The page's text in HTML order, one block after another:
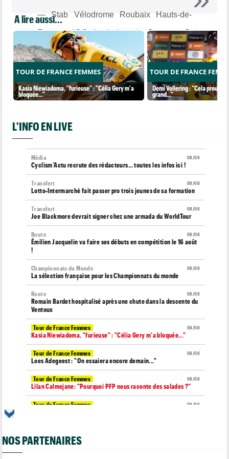
— Stab Vélodrome Roubaix Hauts-de-
France (@Stabvelodrome)January 8,
2023
A lire aussi...
TOUR DE FRANCE FEMMES
Kasia Niewiadoma, "furieuse" : "Célia Gery m'a
bloquée..."
TOUR DE FRANCE
Demi Vollering : "Cela prouve
grand..."
L'INFO EN LIVE
08/08
Média
Cyclism’Actu recrute des rédacteurs… toutes les infos ici !
08/08
Transfert
Lotto-Intermarché fait passer pro trois jeunes de sa formation
08/08
Transfert
Joe Blackmore devrait signer chez une armada du WorldTour
08/08
Route
Émilien Jacquelin va faire ses débuts en compétition le 16 août
!
08/08
Championnats du Monde
La sélection française pour les Championnats du monde
08/08
Route
Romain Bardet hospitalisé après une chute dans la descente du
Ventoux
08/08
Tour de France Femmes
Kasia Niewiadoma, "furieuse" : "Célia Gery m'a bloquée..."
08/08
Tour de France Femmes
Loes Adegeest : "On essaiera encore demain..."
08/08
Tour de France Femmes
Lilan Calmejane: "Pourquoi PFP nous raconte des salades ?"
08/08
Tour de France Femmes
Niedermaier : "J’ai dit à Kasia que ce n’est pas fini"
NOS PARTENAIRES